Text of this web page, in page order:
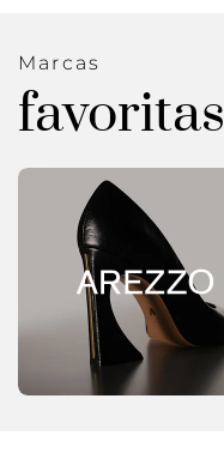
Marcas
favoritas